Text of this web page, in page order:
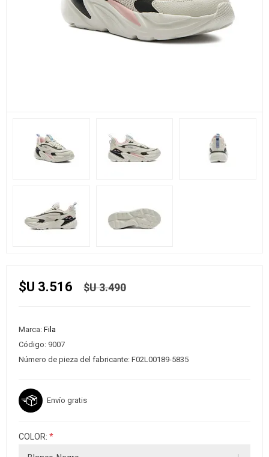
$U 3.516 $U 3.490
Marca: Fila
Código: 9007
Número de pieza del fabricante: F02L00189-5835
Envío gratis
COLOR: *